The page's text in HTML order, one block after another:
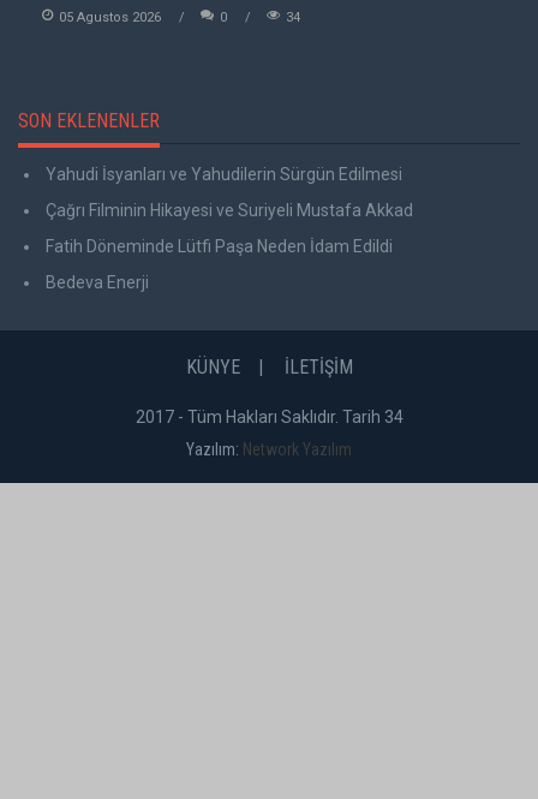
05 Agustos 2026 0 34
SON EKLENENLER
Yahudi İsyanları ve Yahudilerin Sürgün Edilmesi
Çağrı Filminin Hikayesi ve Suriyeli Mustafa Akkad
Fatih Döneminde Lütfi Paşa Neden İdam Edildi
Bedeva Enerji
KÜNYE İLETİŞİM
2017 - Tüm Hakları Saklıdır. Tarih 34
Yazılım: Network Yazılım